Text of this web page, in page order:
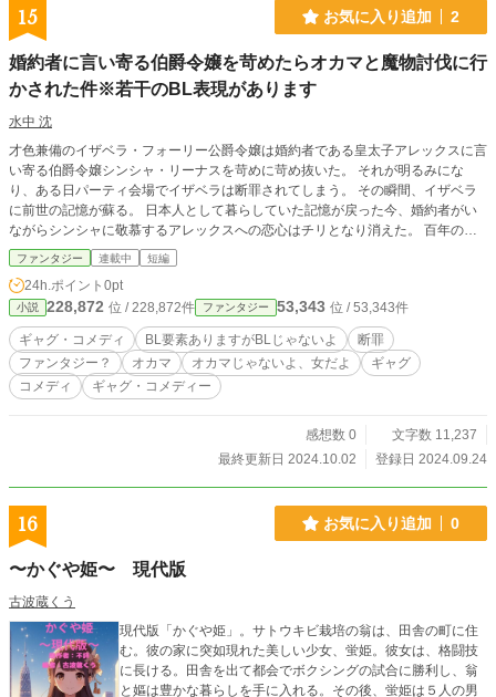
15 お気に入り追加 2
婚約者に言い寄る伯爵令嬢を苛めたらオカマと魔物討伐に行
かされた件※若干のBL表現があります
水中 沈
才色兼備のイザベラ・フォーリー公爵令嬢は婚約者である皇太子アレックスに言
い寄る伯爵令嬢シンシャ・リーナスを苛めに苛め抜いた。 それが明るみにな
り、ある日パーティ会場でイザベラは断罪されてしまう。 その瞬間、イザベラ
に前世の記憶が蘇る。 日本人として暮らしていた記憶が戻った今、婚約者がい
ながらシンシャに敬慕するアレックスへの恋心はチリとなり消えた。 百年の恋
も冷めた今、追放でもなんでもすればいいじゃない。 今まで社交界で積み上げ
てきた地位と権力を使ってもっと良いイケメンと結婚してやるわ！ と息巻いて
いたイザベラだったが、予想に反してオカマ3人が率いる0部隊への三年間の兵
役を命じられる。 「オカマ部隊での兵役だなんて冗談じゃないわ！！！」 一癖
も二癖もあるオカマ達とイザベラが織りなすドタバタ劇の末とは・・・
ファンタジー 連載中 短編
24h.ポイント 0pt
小説 228,872 位 / 228,872件 ファンタジー 53,343 位 / 53,343件
ギャグ・コメディ BL要素ありますがBLじゃないよ
断罪
ファンタジー？
オカマ オカマじゃないよ、女だよ
ギャグ
コメディ
ギャグ・コメディー
感想数 0
文字数 11,237
最終更新日 2024.10.02
登録日 2024.09.24
16 お気に入り追加 0
〜かぐや姫〜 現代版
古波蔵くう
現代版「かぐや姫」。サトウキビ栽培の翁は、田舎の町に住
む。彼の家に突如現れた美しい少女、蛍姫。彼女は、格闘技
に長ける。田舎を出て都会でボクシングの試合に勝利し、翁
と嫗は豊かな暮らしを手に入れる。その後、蛍姫は５人の男